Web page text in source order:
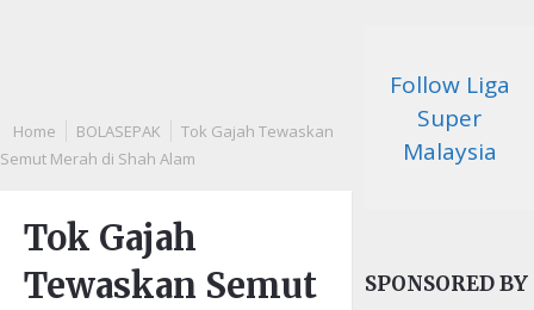
Home BOLASEPAK
Tok Gajah Tewaskan
Semut Merah di Shah Alam
Tok Gajah
Tewaskan Semut
Follow Liga
Super
Malaysia
SPONSORED BY